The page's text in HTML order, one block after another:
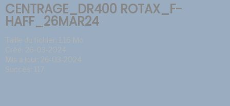
CENTRAGE_DR400 ROTAX_F-
HAFF_26MAR24
Taille du fichier: 1.16 Mo
Créé: 26-03-2024
Mis à jour: 26-03-2024
Succès: 117